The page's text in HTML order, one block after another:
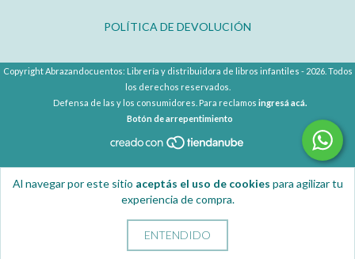
Al navegar por este sitio aceptás el uso de cookies para agilizar tu
experiencia de compra.
ENTENDIDO
POLÍTICA DE DEVOLUCIÓN
Copyright Abrazandocuentos: Librería y distribuidora de libros infantiles - 2026. Todos
los derechos reservados.
Defensa de las y los consumidores. Para reclamos ingresá acá.
Botón de arrepentimiento